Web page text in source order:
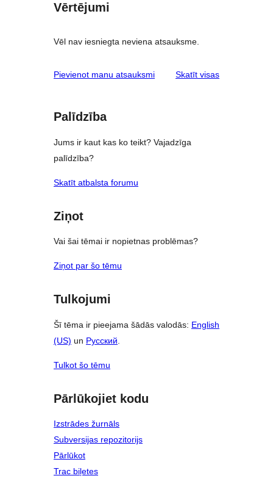
Vērtējumi
Vēl nav iesniegta neviena atsauksme.
Pievienot manu atsauksmi Skatīt visasatsauksmes
Palīdzība
Jums ir kaut kas ko teikt? Vajadzīga
palīdzība?
Skatīt atbalsta forumu
Ziņot
Vai šai tēmai ir nopietnas problēmas?
Ziņot par šo tēmu
Tulkojumi
Šī tēma ir pieejama šādās valodās: English
(US) un Русский
Tulkot šo tēmu
Pārlūkojiet kodu
Izstrādes žurnāls
Subversijas repozitorijs
Pārlūkot
Trac biļetes